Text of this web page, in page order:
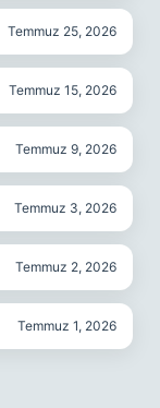
Temmuz 25, 2026
Temmuz 15, 2026
Temmuz 9, 2026
Temmuz 3, 2026
Temmuz 2, 2026
Temmuz 1, 2026